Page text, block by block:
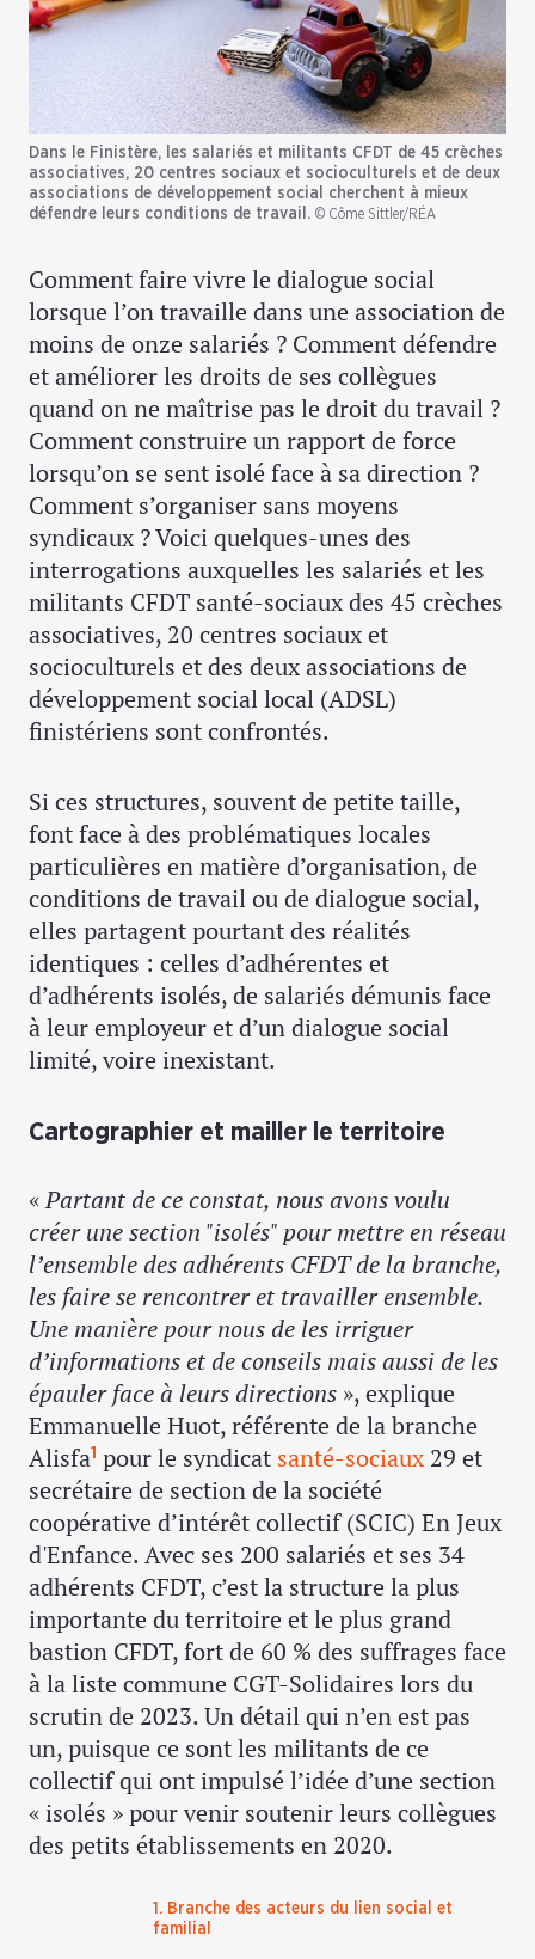
Dans le Finistère, les salariés et militants CFDT de 45 crèches
associatives, 20 centres sociaux et socioculturels et de deux
associations de développement social cherchent à mieux
défendre leurs conditions de travail. © Côme Sittler/RÉA
Comment faire vivre le dialogue social
lorsque l’on travaille dans une association de
moins de onze salariés ? Comment défendre
et améliorer les droits de ses collègues
quand on ne maîtrise pas le droit du travail ?
Comment construire un rapport de force
lorsqu’on se sent isolé face à sa direction ?
Comment s’organiser sans moyens
syndicaux ? Voici quelques-unes des
interrogations auxquelles les salariés et les
militants CFDT santé-sociaux des 45 crèches
associatives, 20 centres sociaux et
socioculturels et des deux associations de
développement social local (ADSL)
finistériens sont confrontés.
Si ces structures, souvent de petite taille,
font face à des problématiques locales
particulières en matière d’organisation, de
conditions de travail ou de dialogue social,
elles partagent pourtant des réalités
identiques : celles d’adhérentes et
d’adhérents isolés, de salariés démunis face
à leur employeur et d’un dialogue social
limité, voire inexistant.
Cartographier et mailler le territoire
1. Branche des acteurs du lien social et
familial
«Partant de ce constat, nous avons voulu
créer une section "isolés" pour mettre en réseau
l’ensemble des adhérents CFDT de la branche,
les faire se rencontrer et travailler ensemble.
Une manière pour nous de les irriguer
d’informations et de conseils mais aussi de les
épauler face à leurs directions », explique
Emmanuelle Huot, référente de la branche
Alisfa1 pour le syndicat santé-sociaux 29 et
secrétaire de section de la société
coopérative d’intérêt collectif (SCIC) En Jeux
d'Enfance. Avec ses 200 salariés et ses 34
adhérents CFDT, c’est la structure la plus
importante du territoire et le plus grand
bastion CFDT, fort de 60 % des suffrages face
à la liste commune CGT-Solidaires lors du
scrutin de 2023. Un détail qui n’en est pas
un, puisque ce sont les militants de ce
collectif qui ont impulsé l’idée d’une section
« isolés » pour venir soutenir leurs collègues
des petits établissements en 2020.